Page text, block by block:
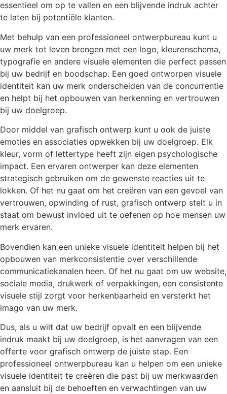
essentieel om op te vallen en een blijvende indruk achter
te laten bij potentiële klanten.
Met behulp van een professioneel ontwerpbureau kunt u
uw merk tot leven brengen met een logo, kleurenschema,
typografie en andere visuele elementen die perfect passen
bij uw bedrijf en boodschap. Een goed ontworpen visuele
identiteit kan uw merk onderscheiden van de concurrentie
en helpt bij het opbouwen van herkenning en vertrouwen
bij uw doelgroep.
Door middel van grafisch ontwerp kunt u ook de juiste
emoties en associaties opwekken bij uw doelgroep. Elk
kleur, vorm of lettertype heeft zijn eigen psychologische
impact. Een ervaren ontwerper kan deze elementen
strategisch gebruiken om de gewenste reacties uit te
lokken. Of het nu gaat om het creëren van een gevoel van
vertrouwen, opwinding of rust, grafisch ontwerp stelt u in
staat om bewust invloed uit te oefenen op hoe mensen uw
merk ervaren.
Bovendien kan een unieke visuele identiteit helpen bij het
opbouwen van merkconsistentie over verschillende
communicatiekanalen heen. Of het nu gaat om uw website,
sociale media, drukwerk of verpakkingen, een consistente
visuele stijl zorgt voor herkenbaarheid en versterkt het
imago van uw merk.
Dus, als u wilt dat uw bedrijf opvalt en een blijvende
indruk maakt bij uw doelgroep, is het aanvragen van een
offerte voor grafisch ontwerp de juiste stap. Een
professioneel ontwerpbureau kan u helpen om een unieke
visuele identiteit te creëren die past bij uw merkwaarden
en aansluit bij de behoeften en verwachtingen van uw